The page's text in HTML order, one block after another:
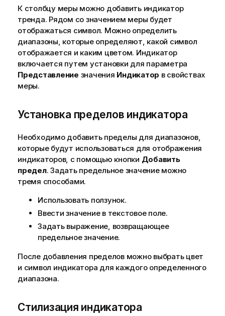
е
К столбцу меры можно добавить индикатор
тренда. Рядом со значением меры будет
отображаться символ. Можно определить
диапазоны, которые определяют, какой символ
отображается и каким цветом. Индикатор
включается путем установки для параметра
Представление значения Индикатор в свойствах
меры.
Установка пределов индикатора
Необходимо добавить пределы для диапазонов,
которые будут использоваться для отображения
индикаторов, с помощью кнопки Добавить
предел. Задать предельное значение можно
тремя способами.
Использовать ползунок.
Ввести значение в текстовое поле.
Задать выражение, возвращающее
предельное значение.
После добавления пределов можно выбрать цвет
и символ индикатора для каждого определенного
диапазона.
Стилизация индикатора